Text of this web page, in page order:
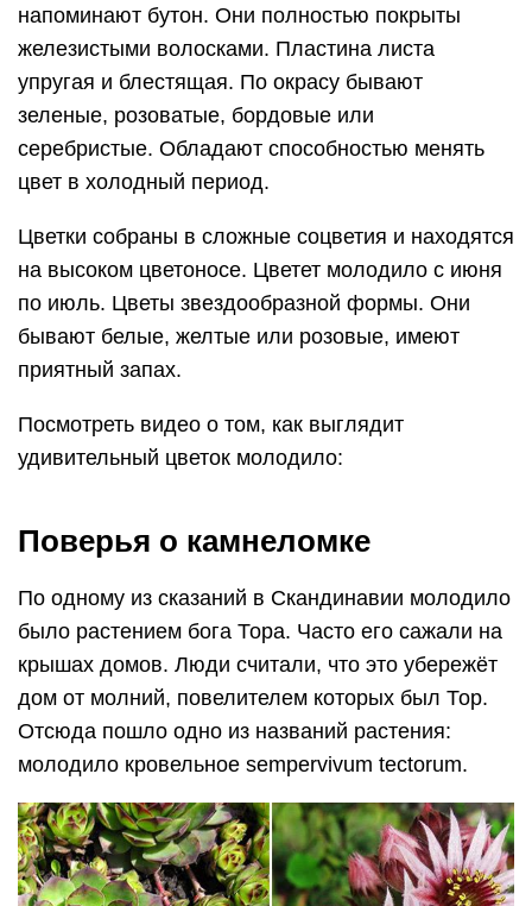
напоминают бутон. Они полностью покрыты
железистыми волосками. Пластина листа
упругая и блестящая. По окрасу бывают
зеленые, розоватые, бордовые или
серебристые. Обладают способностью менять
цвет в холодный период.
Цветки собраны в сложные соцветия и находятся
на высоком цветоносе. Цветет молодило с июня
по июль. Цветы звездообразной формы. Они
бывают белые, желтые или розовые, имеют
приятный запах.
Посмотреть видео о том, как выглядит
удивительный цветок молодило:
Поверья о камнеломке
По одному из сказаний в Скандинавии молодило
было растением бога Тора. Часто его сажали на
крышах домов. Люди считали, что это убережёт
дом от молний, повелителем которых был Тор.
Отсюда пошло одно из названий растения:
молодило кровельное sempervivum tectorum.